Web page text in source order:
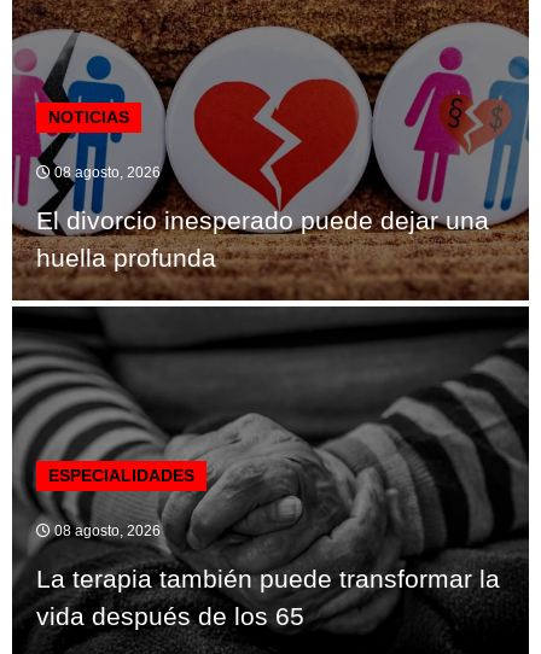
NOTICIAS
08 agosto, 2026
El divorcio inesperado puede dejar una
huella profunda
ESPECIALIDADES
08 agosto, 2026
La terapia también puede transformar la
vida después de los 65